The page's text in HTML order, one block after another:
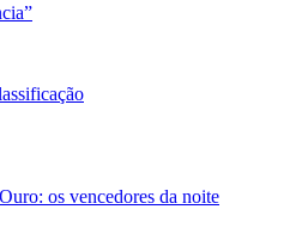
os vencedores da noite